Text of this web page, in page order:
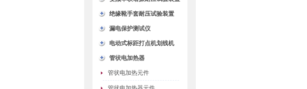
绝缘靴手套耐压试验装置
漏电保护测试仪
电动式标距打点机划线机
管状电加热器
管状电加热元件